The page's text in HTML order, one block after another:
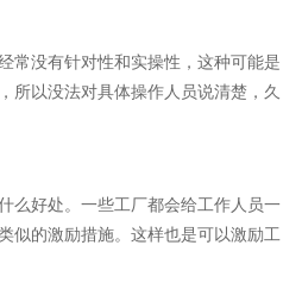
没有针对性和实操性，这种可能是
所以没法对具体操作人员说清楚，久
好处。一些工厂都会给工作人员一
似的激励措施。这样也是可以激励工